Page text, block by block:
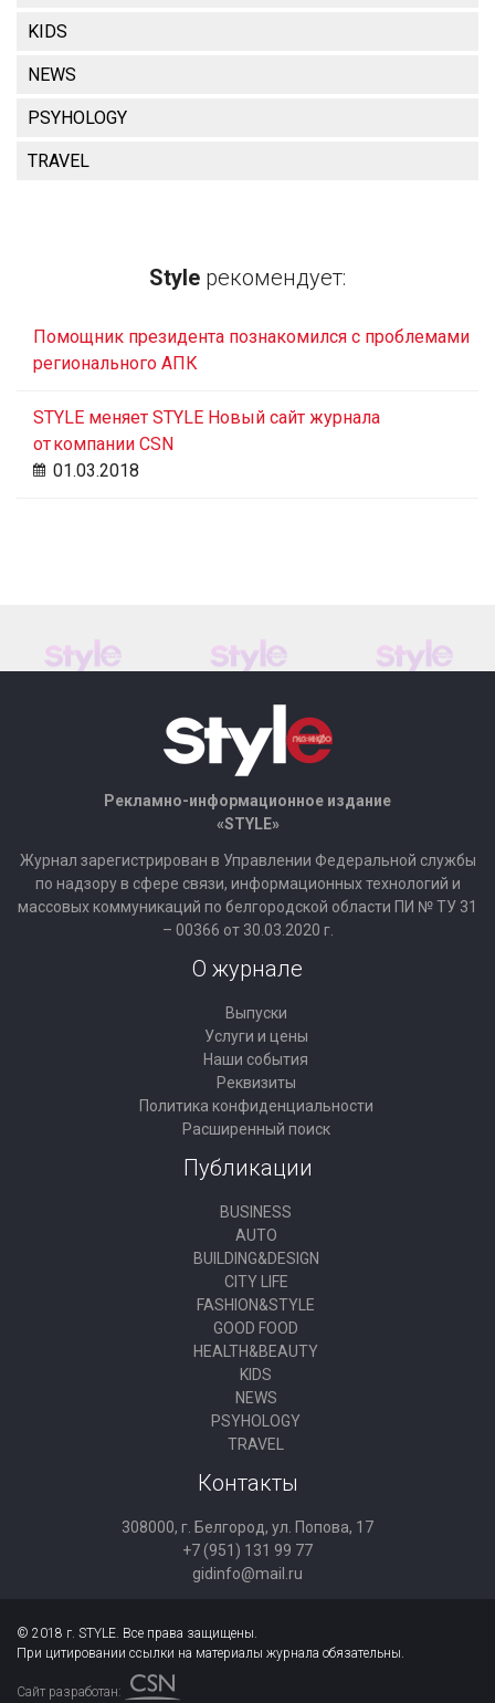
KIDS
NEWS
PSYHOLOGY
TRAVEL
Style рекомендует:
Помощник президента познакомился с проблемами
регионального АПК
STYLE меняет STYLE Новый сайт журнала
от компании CSN
01.03.2018
Рекламно-информационное издание
«STYLE»
Журнал зарегистрирован в Управлении Федеральной службы
по надзору в сфере связи, информационных технологий и
массовых коммуникаций по белгородской области ПИ № ТУ 31
– 00366 от 30.03.2020 г.
О журнале
Выпуски
Услуги и цены
Наши события
Реквизиты
Политика конфиденциальности
Расширенный поиск
Публикации
BUSINESS
AUTO
BUILDING&DESIGN
CITY LIFE
FASHION&STYLE
GOOD FOOD
HEALTH&BEAUTY
KIDS
NEWS
PSYHOLOGY
TRAVEL
Контакты
308000, г. Белгород, ул. Попова, 17
+7 (951) 131 99 77
gidinfo@mail.ru
© 2018 г. STYLE. Все права защищены.
При цитировании ссылки на материалы журнала обязательны.
Сайт разработан: